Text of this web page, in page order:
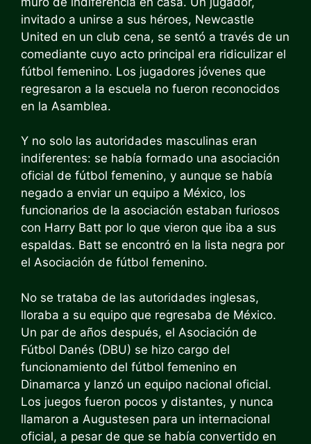
invitado a unirse a sus héroes, Newcastle
United en un club cena, se sentó a través de un
comediante cuyo acto principal era ridiculizar el
fútbol femenino. Los jugadores jóvenes que
regresaron a la escuela no fueron reconocidos
en la Asamblea.
Y no solo las autoridades masculinas eran
indiferentes: se había formado una asociación
oficial de fútbol femenino, y aunque se había
negado a enviar un equipo a México, los
funcionarios de la asociación estaban furiosos
con Harry Batt por lo que vieron que iba a sus
espaldas. Batt se encontró en la lista negra por
el Asociación de fútbol femenino.
No se trataba de las autoridades inglesas,
lloraba a su equipo que regresaba de México.
Un par de años después, el Asociación de
Fútbol Danés (DBU) se hizo cargo del
funcionamiento del fútbol femenino en
Dinamarca y lanzó un equipo nacional oficial.
Los juegos fueron pocos y distantes, y nunca
llamaron a Augustesen para un internacional
oficial, a pesar de que se había convertido en